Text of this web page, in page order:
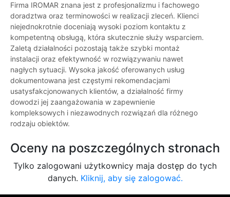
Firma IROMAR znana jest z profesjonalizmu i fachowego
doradztwa oraz terminowości w realizacji zleceń. Klienci
niejednokrotnie doceniają wysoki poziom kontaktu z
kompetentną obsługą, która skutecznie służy wsparciem.
Zaletą działalności pozostają także szybki montaż
instalacji oraz efektywność w rozwiązywaniu nawet
nagłych sytuacji. Wysoka jakość oferowanych usług
dokumentowana jest częstymi rekomendacjami
usatysfakcjonowanych klientów, a działalność firmy
dowodzi jej zaangażowania w zapewnienie
kompleksowych i niezawodnych rozwiązań dla różnego
rodzaju obiektów.
Oceny na poszczególnych stronach
Tylko zalogowani użytkownicy maja dostęp do tych
danych. Kliknij, aby się zalogować.